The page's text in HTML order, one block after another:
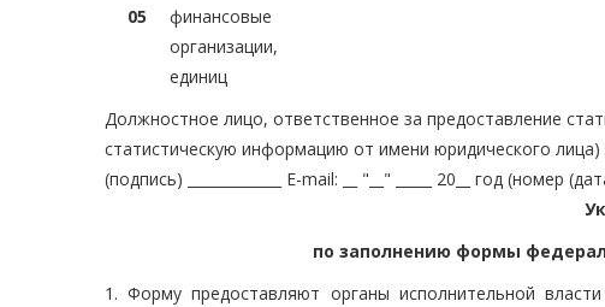
05
финансовые
организации,
единиц
Должностное лицо, ответственное за предоставление
статистическую информацию от имени юридического лица)
(подпись) _____________ E-mail: __ "__" _____ 20__ год
по заполнению формы
1. Форму предоставляют органы исполнительной